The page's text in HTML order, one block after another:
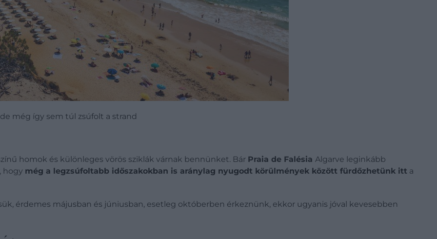
még így sem túl zsúfolt a strand
homok és különleges vörös sziklák várnak bennünket. Bár Praia de Falésia Algarve leginkább
hogy még a legzsúfoltabb időszakokban is aránylag nyugodt körülmények között fürdőzhetünk itt a
érdemes májusban és júniusban, esetleg októberben érkeznünk, ekkor ugyanis jóval kevesebben